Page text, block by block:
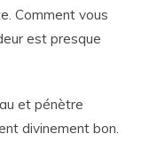
Comment vous
est presque
et pénètre
divinement bon.